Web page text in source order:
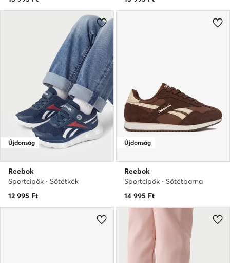
Újdonság
Reebok
Sportcipők · Sötétkék
12 995 Ft
Újdonság
Reebok
Sportcipők · Sötétbarna
14 995 Ft